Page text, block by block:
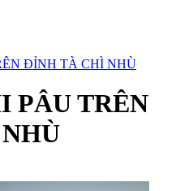
ĐỈNH TÀ CHÌ NHÙ
PÂU TRÊN